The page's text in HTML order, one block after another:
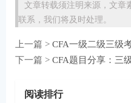
文章转载须注明来源，文章
联系，我们将及时处理。
上一篇 > CFA一级二级三级
下一篇 > CFA题目分享：三
阅读排行